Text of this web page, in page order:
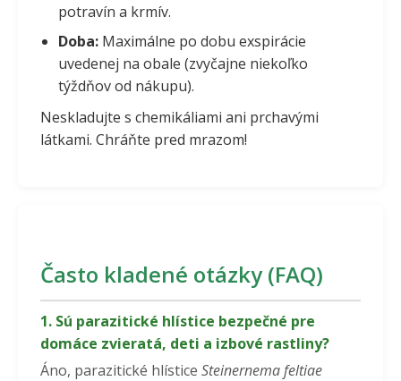
potravín a krmív.
Doba: Maximálne po dobu exspirácie
uvedenej na obale (zvyčajne niekoľko
týždňov od nákupu).
Neskladujte s chemikáliami ani prchavými
látkami. Chráňte pred mrazom!
Často kladené otázky (FAQ)
1. Sú parazitické hlístice bezpečné pre
domáce zvieratá, deti a izbové rastliny?
Áno, parazitické hlístice Steinernema feltiae